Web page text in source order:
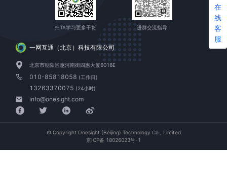
在
线
客
服
一网互通（北京）科技有限公司
北京市朝阳区惠河南街四惠大厦6016E
010-85818058 (工作日)
13263370075 (24小时)
info@onesight.com
扫TA学习更多干货 进群交流指导
© Copyright Onesight (Beijing) Technology Co., Limited
京ICP备 18026023号-1